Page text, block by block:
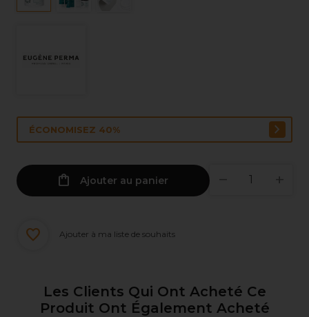
ÉCONOMISEZ 40%
Ajouter au panier
Ajouter à ma liste de souhaits
Les Clients Qui Ont Acheté Ce
Produit Ont Également Acheté